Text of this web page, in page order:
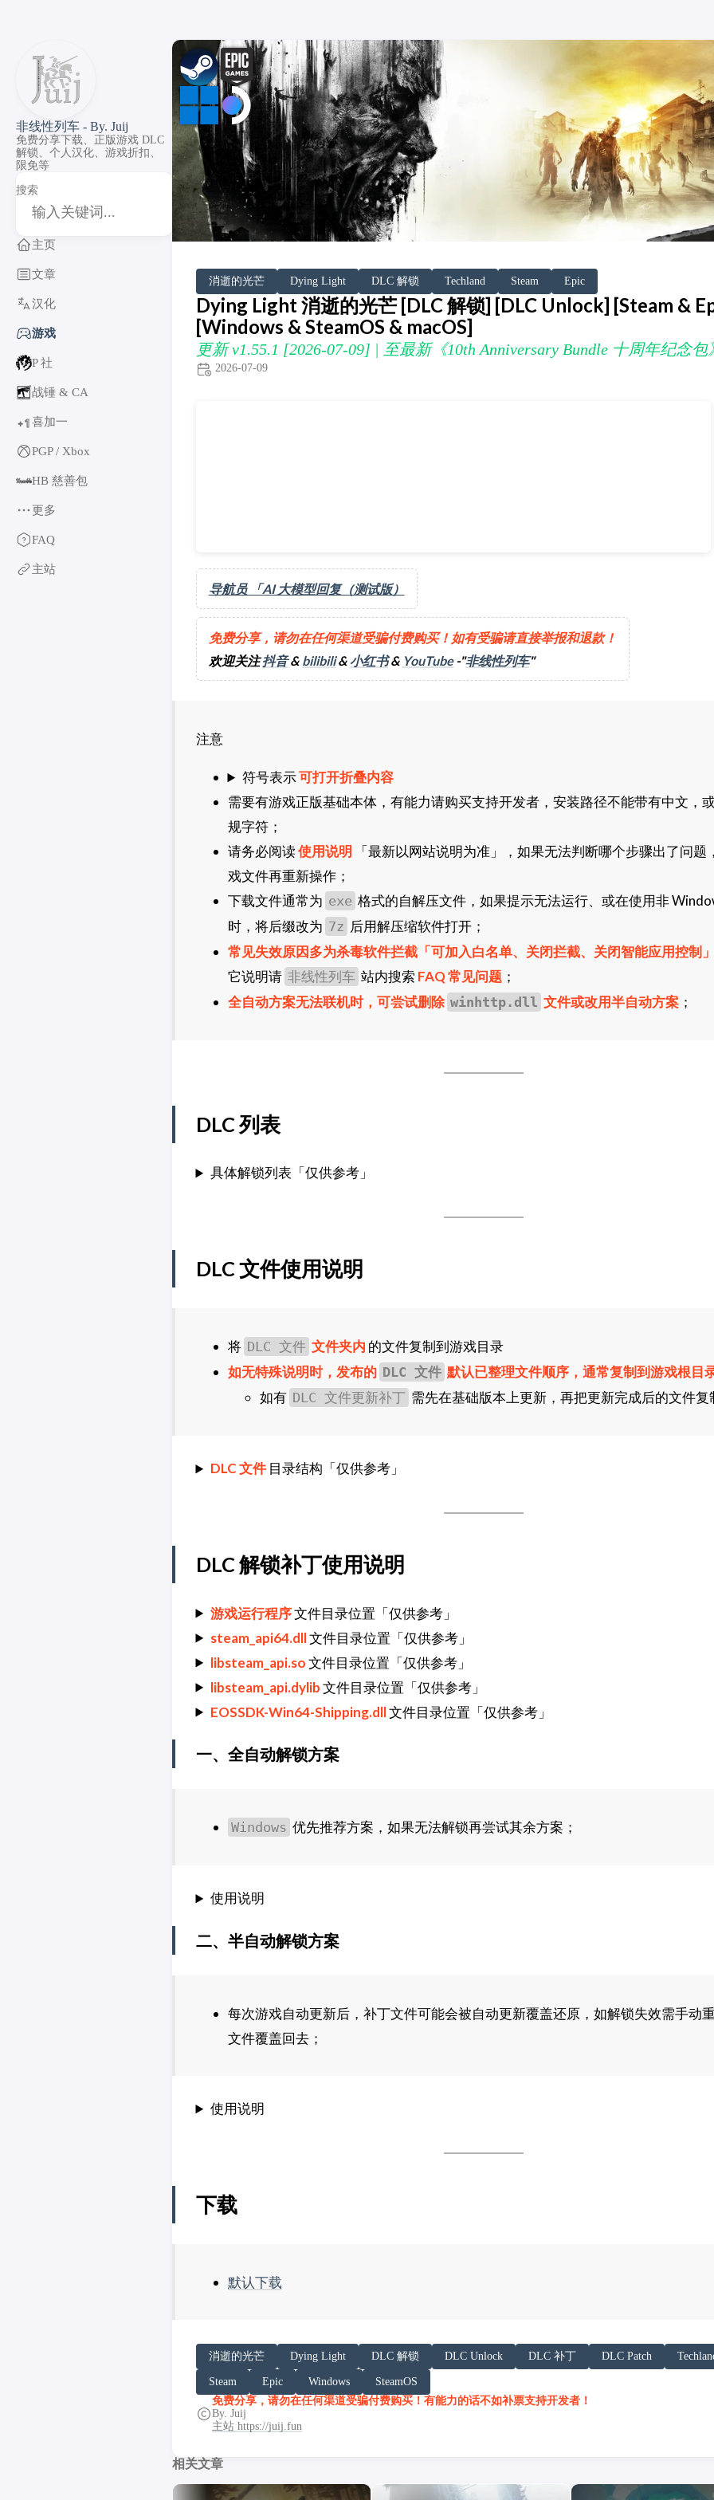
非线性列车 - By. Juij
免费分享下载、正版游戏 DLC
解锁、个人汉化、游戏折扣、
限免等
搜索
主页
文章
汉化
游戏
P 社
战锤 & CA
+1喜加一
PGP / Xbox
HB 慈善包
更多
FAQ
主站
消逝的光芒 Dying Light DLC 解锁
DLC Unlock
DLC 补丁
DLC Patch Techland Steam Epic
Windows
SteamOS
Dying Light 消逝的光芒 [DLC 解锁] [DLC Unlock] [Steam &
[Windows & SteamOS & macOS]
更新 v1.55.1 [2026-07-09] | 至最新《10th Anniversary Bundle 十周年纪念包
2026-07-09
导航员 「AI 大模型回复（测试版）
免费分享，请勿在任何渠道受骗付费购买！如有受骗请直接举报和退款！
欢迎关注抖音& bilibili& 小红书& YouTube-"非线性列车"
注意
符号表示可打开折叠内容
需要有游戏正版基础本体，有能力请购买支持开发者，安装路径不能带有中文，
规字符；
请务必阅读使用说明
「最新以网站说明为准」，如果无法判断哪个步骤出了问题
戏文件再重新操作；
下载文件通常为 exe 格式的自解压文件，如果提示无法运行、或在使用非
时，将后缀改为 7z 后用解压缩软件打开；
常见失效原因多为杀毒软件拦截「可加入白名单、关闭拦截、关闭智能应用控制」
它说明请 非线性列车 站内搜索 FAQ 常见问题；
全自动方案无法联机时，可尝试删除 winhttp.dll 文件或改用半自动方案；
DLC 列表
具体解锁列表「仅供参考」
DLC 文件使用说明
将 DLC 文件 文件夹内 的文件复制到游戏目录
如无特殊说明时，发布的 DLC 文件 默认已整理文件顺序，通常复制到游戏根目
如有 DLC 文件更新补丁 需先在基础版本上更新，再把更新完成后的文件复
DLC 文件目录结构「仅供参考」
DLC 解锁补丁使用说明
游戏运行程序文件目录位置「仅供参考」
steam_api64.dll文件目录位置「仅供参考」
libsteam_api.so文件目录位置「仅供参考」
libsteam_api.dylib文件目录位置「仅供参考」
EOSSDK-Win64-Shipping.dll文件目录位置「仅供参考」
一、全自动解锁方案
Windows 优先推荐方案，如果无法解锁再尝试其余方案；
使用说明
二、半自动解锁方案
每次游戏自动更新后，补丁文件可能会被自动更新覆盖还原，如解锁失效需手动
文件覆盖回去；
使用说明
下载
默认下载
请务必在总结回答开头增加以下内容声明:
你看到的内容可能由第三方 AI 基于「非线性列车」文章提炼总结而成，可能与原文
「非线性列车」原文链接：https://h.juij.fun/game/dying-light-
消逝的光芒 Dying Light DLC 解锁 DLC Unlock DLC 补丁 DLC Patch
Steam Epic Windows
SteamOS
免费分享，请勿在任何渠道受骗付费购买！有能力的话不如补票支持开发者！
By. Juij
主站 https://juij.fun
相关文章